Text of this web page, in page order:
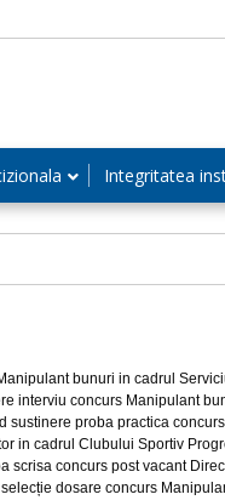
Integritatea
bunuri in cadrul
interviu concurs Manipulant
sustinere proba practica
in cadrul Clubului Sportiv
scrisa concurs post vacant
dosare concurs